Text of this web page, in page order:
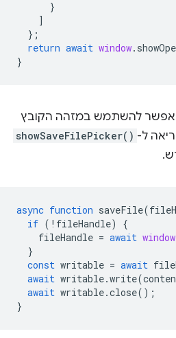
}
]
};
return await window.
}
אפשר להשתמש במזהה הקובץ
ל- showSaveFilePicker()
async function saveFile(
if ( ! fileHandle)
{
fileHandle = await window
}
const writable = await
await writable.write(
await writable.close();
}